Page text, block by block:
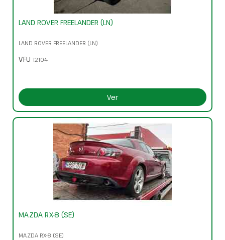
LAND ROVER FREELANDER (LN)
LAND ROVER FREELANDER (LN)
VFU 12104
Ver
MAZDA RX-8 (SE)
MAZDA RX-8 (SE)